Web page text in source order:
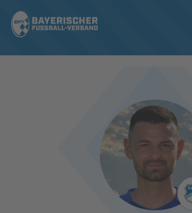
ERGEBNISSE & WETTBEWERBE
SPIELBETRIEB & VERBANDSLEBEN